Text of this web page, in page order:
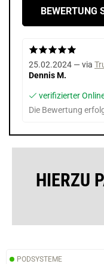
BEWERTUNG
25.02.2024 — via
Dennis M.
verifizierter
Die Bewertung
HIERZU
PODSYSTEME